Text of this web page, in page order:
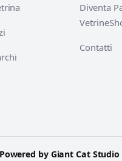
Diventa
Contatti
Powered by Giant Cat Studio